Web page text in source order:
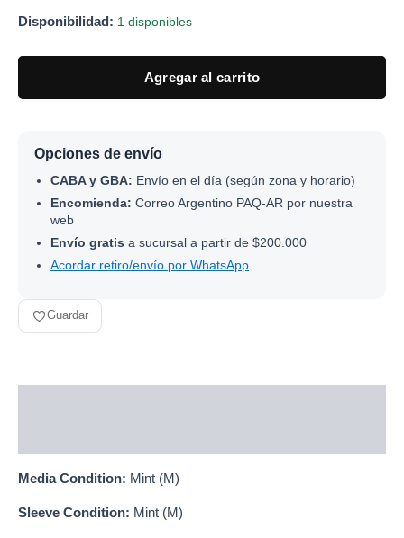
Disponibilidad: 1 disponibles
Agregar al carrito
Opciones de envío
CABA y GBA: Envío en el día (según zona y horario)
Encomienda: Correo Argentino PAQ-AR por nuestra
web
Envío gratis a sucursal a partir de $200.000
Acordar retiro/envío por WhatsApp
Guardar
Media Condition: Mint (M)
Sleeve Condition: Mint (M)